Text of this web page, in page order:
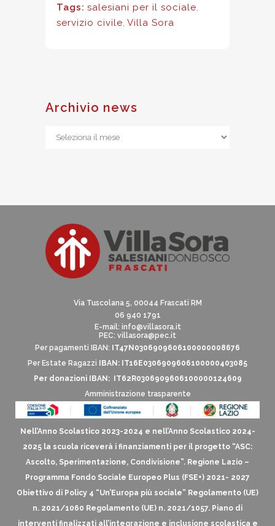
Tags: salesiani per il sociale,
servizio civile, Villa Sora
Archivio news
Archivio
Via Tuscolana 5, 00044 Frascati RM
06 940 1791
E-mail: info@villasora.it
PEC: villasora@pec.it
Per pagamenti IBAN:
IT47N0306909606100000008676
Per Estate Ragazzi
IBAN: IT16E0306909606100000403085
Per donazioni IBAN: IT62R0306909606100000124609
Amministrazione trasparente
Nell’Anno Scolastico 2023-2024 e nell’Anno Scolastico 2024-
2025 la scuola riceverà i finanziamenti per il progetto “ASC:
Ascolto, Sperimentazione, Condivisione”. Regione Lazio –
Programma Fondo Sociale Europeo Plus (FSE+) 2021- 2027
Obiettivo di Policy 4 “Un’Europa più sociale” Regolamento (UE)
n. 2021/1060 Regolamento (UE) n. 2021/1057. Piano di
interventi finalizzati all’integrazione e inclusione scolastica e